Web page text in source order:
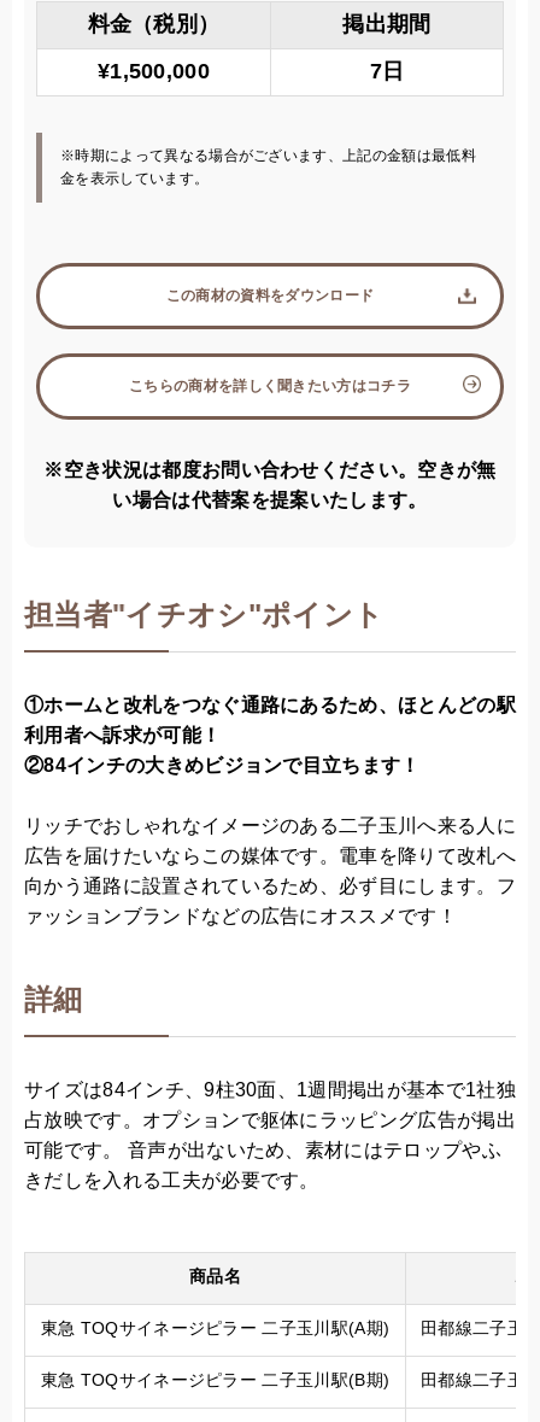
料金（税別）
掲出期間
¥1,500,000
7日
※時期によって異なる場合がございます、上記の金額は最低料
金を表示しています。
この商材の資料をダウンロード
こちらの商材を詳しく聞きたい方はコチラ
※空き状況は都度お問い合わせください。空きが無
い場合は代替案を提案いたします。
担当者"イチオシ"ポイント
①ホームと改札をつなぐ通路にあるため、ほとんどの駅
利用者へ訴求が可能！
②84インチの大きめビジョンで目立ちます！
リッチでおしゃれなイメージのある二子玉川へ来る人に
広告を届けたいならこの媒体です。電車を降りて改札へ
向かう通路に設置されているため、必ず目にします。フ
ァッションブランドなどの広告にオススメです！
詳細
サイズは84インチ、9柱30面、1週間掲出が基本で1社独
占放映です。オプションで躯体にラッピング広告が掲出
可能です。 音声が出ないため、素材にはテロップやふ
きだしを入れる工夫が必要です。
商品名 駅
東急 TOQサイネージピラー 二子玉川駅(A期) 田都線二子玉
東急 TOQサイネージピラー 二子玉川駅(B期) 田都線二子玉